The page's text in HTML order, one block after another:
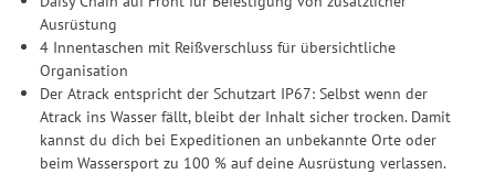
Ausrüstung
4 Innentaschen mit Reißverschluss für übersichtliche
Organisation
Der Atrack entspricht der Schutzart IP67: Selbst wenn der
Atrack ins Wasser fällt, bleibt der Inhalt sicher trocken. Damit
kannst du dich bei Expeditionen an unbekannte Orte oder
beim Wassersport zu 100 % auf deine Ausrüstung verlassen.